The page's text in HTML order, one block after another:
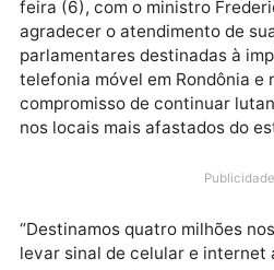
Em mais uma agenda no
a deputada federal
Progressista-RO) esteve
feira (6), com o ministro
parlamentares destinadas
compromisso de continuar
nos locais mais afastados